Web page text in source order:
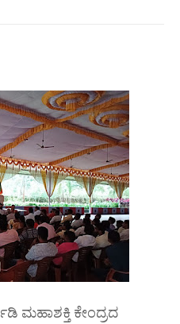
ಮಹಾಶಕ್ತಿ ಕೇಂದ್ರದ